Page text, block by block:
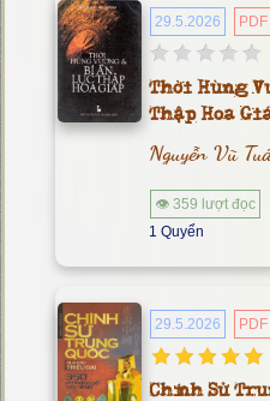
29.5.2026 PDF
Thời Hùng
Thập Hoa
Nguyễn Vũ
👁 359 lượt đọc
1 Quyển
29.5.2026 PDF
Chính Sử